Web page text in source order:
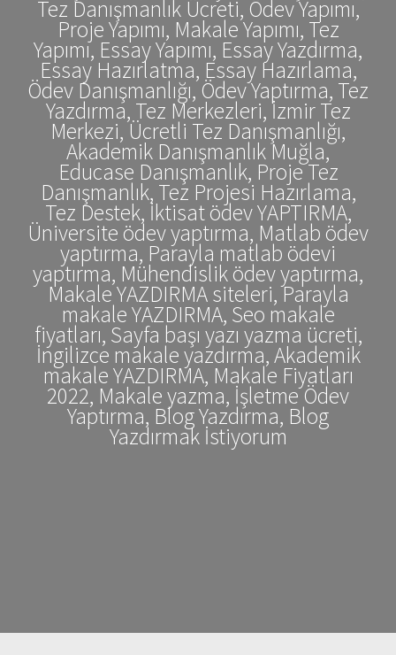
Tez Danışmanlık Ücreti, Ödev Yapımı,
Proje Yapımı, Makale Yapımı, Tez
Yapımı, Essay Yapımı, Essay Yazdırma,
Essay Hazırlatma, Essay Hazırlama,
Ödev Danışmanlığı, Ödev Yaptırma, Tez
Yazdırma, Tez Merkezleri, İzmir Tez
Merkezi, Ücretli Tez Danışmanlığı,
Akademik Danışmanlık Muğla,
Educase Danışmanlık, Proje Tez
Danışmanlık, Tez Projesi Hazırlama,
Tez Destek, İktisat ödev YAPTIRMA,
Üniversite ödev yaptırma, Matlab ödev
yaptırma, Parayla matlab ödevi
yaptırma, Mühendislik ödev yaptırma,
Makale YAZDIRMA siteleri, Parayla
makale YAZDIRMA, Seo makale
fiyatları, Sayfa başı yazı yazma ücreti,
İngilizce makale yazdırma, Akademik
makale YAZDIRMA, Makale Fiyatları
2022, Makale yazma, İşletme Ödev
Yaptırma, Blog Yazdırma, Blog
Yazdırmak İstiyorum